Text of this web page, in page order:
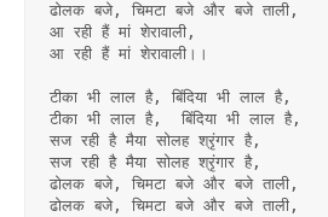
ढोलक बजे, चिमटा बजे और बजे ताली,
आ रही हैं मां शेरावाली,
आ रही हैं मां शेरावाली।।
टीका भी लाल है, बिंदिया भी लाल है,
टीका भी लाल है,  बिंदिया भी लाल है,
सज रही है मैया सोलह श्रृंगार है,
सज रही है मैया सोलह श्रृंगार है,
ढोलक बजे, चिमटा बजे और बजे ताली,
ढोलक बजे, चिमटा बजे और बजे ताली,